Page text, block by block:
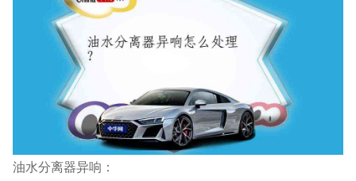
油水分离器异响：